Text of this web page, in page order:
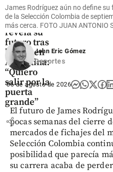
Jáminton
Campaz
revela su
futuro tras
brillar en
Argentina:
“Quiero
salir por la
puerta
grande”
share
James Rodríguez aún no define
de la Selección Colombia de
más cerca. FOTO JUAN ANTONIO
John Eric Gómez
Deportes
06 de agosto de 2026
El futuro de James
pocas semanas del cierre
mercados de fichajes del
Selección Colombia
posibilidad que parecía
su carrera acaba de